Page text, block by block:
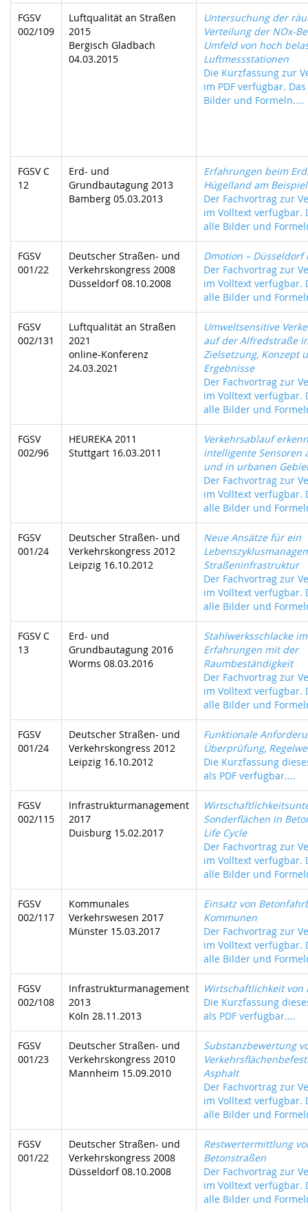
FGSV
002/109
Luftqualität an Straßen
2015
Bergisch Gladbach
04.03.2015
Untersuchung der
Verteilung der NOx-
Umfeld von hoch
Luftmessstationen
Die Kurzfassung zur
im PDF verfügbar.
Bilder und Formeln....
FGSV C
12
Erd- und
Grundbautagung 2013
Bamberg 05.03.2013
Erfahrungen beim
Hügelland am
Der Fachvortrag zur
im Volltext verfügbar.
alle Bilder und
FGSV
001/22
Deutscher Straßen- und
Verkehrskongress 2008
Düsseldorf 08.10.2008
Dmotion – Düsseldorf
Der Fachvortrag zur
im Volltext verfügbar.
alle Bilder und
FGSV
002/131
Luftqualität an Straßen
2021
online-Konferenz
24.03.2021
Umweltsensitive
auf der Alfredstraße
Zielsetzung, Konzept
Ergebnisse
Der Fachvortrag zur
im Volltext verfügbar.
alle Bilder und
FGSV
002/96
HEUREKA 2011
Stuttgart 16.03.2011
Verkehrsablauf
intelligente Sensoren
und in urbanen
Der Fachvortrag zur
im Volltext verfügbar.
alle Bilder und
FGSV
001/24
Deutscher Straßen- und
Verkehrskongress 2012
Leipzig 16.10.2012
Neue Ansätze für ein
Straßeninfrastruktur
Der Fachvortrag zur
im Volltext verfügbar.
alle Bilder und
FGSV C
13
Erd- und
Grundbautagung 2016
Worms 08.03.2016
Stahlwerksschlacke
Erfahrungen mit der
Raumbeständigkeit
Der Fachvortrag zur
im Volltext verfügbar.
alle Bilder und
FGSV
001/24
Deutscher Straßen- und
Verkehrskongress 2012
Leipzig 16.10.2012
Funktionale
Überprüfung,
Die Kurzfassung
als PDF verfügbar....
FGSV
002/115
Infrastrukturmanagement
2017
Duisburg 15.02.2017
Sonderflächen in
Life Cycle
Der Fachvortrag zur
im Volltext verfügbar.
alle Bilder und
FGSV
002/117
Kommunales
Verkehrswesen 2017
Münster 15.03.2017
Einsatz von
Kommunen
Der Fachvortrag zur
im Volltext verfügbar.
alle Bilder und
FGSV
002/108
Infrastrukturmanagement
2013
Köln 28.11.2013
Wirtschaftlichkeit von
Die Kurzfassung
als PDF verfügbar....
FGSV
001/23
Deutscher Straßen- und
Verkehrskongress 2010
Mannheim 15.09.2010
Substanzbewertung
Asphalt
Der Fachvortrag zur
im Volltext verfügbar.
alle Bilder und
FGSV
001/22
Deutscher Straßen- und
Verkehrskongress 2008
Düsseldorf 08.10.2008
Restwertermittlung
Betonstraßen
Der Fachvortrag zur
im Volltext verfügbar.
alle Bilder und